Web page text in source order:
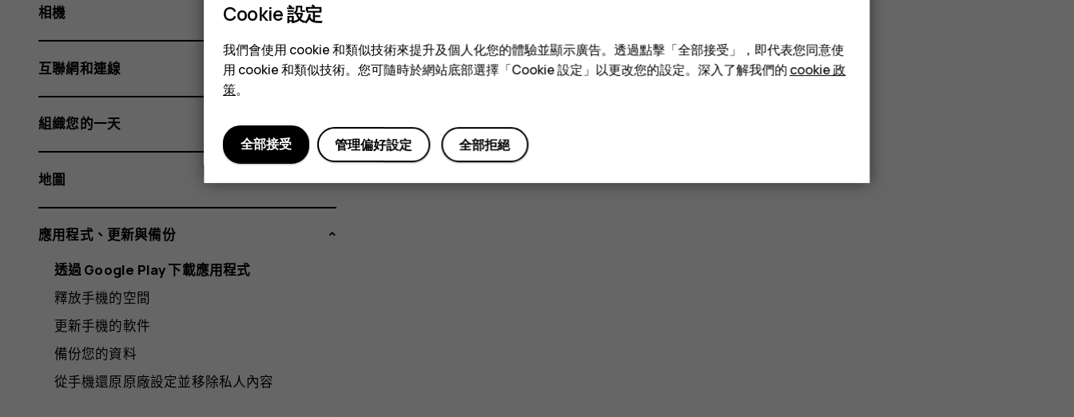
您認為這有幫助嗎？
相機
互聯網和連線
組織您的一天
地圖
應用程式、更新與備份
透過 Google Play 下載應用程式
釋放手機的空間
更新手機的軟件
備份您的資料
從手機還原原廠設定並移除私人內容
Cookie 設定
我們會使用 cookie 和類似技術來提升及個人化您的體驗並顯示廣告。透過點擊「全部接受」，即代表您同意使
用 cookie 和類似技術。您可隨時於網站底部選擇「Cookie 設定」以更改您的設定。深入了解我們的cookie 政
策。
全部拒絕
管理偏好設定
全部接受